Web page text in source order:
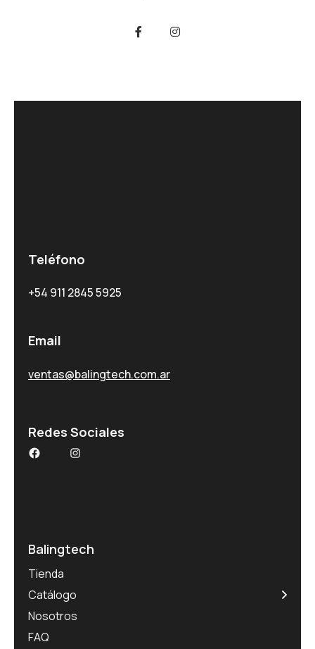
Teléfono
+54 911 2845 5925
Email
ventas@balingtech.com.ar
Redes Sociales
FacebookInstagram
Balingtech
Tienda
Catálogo
Nosotros
FAQ